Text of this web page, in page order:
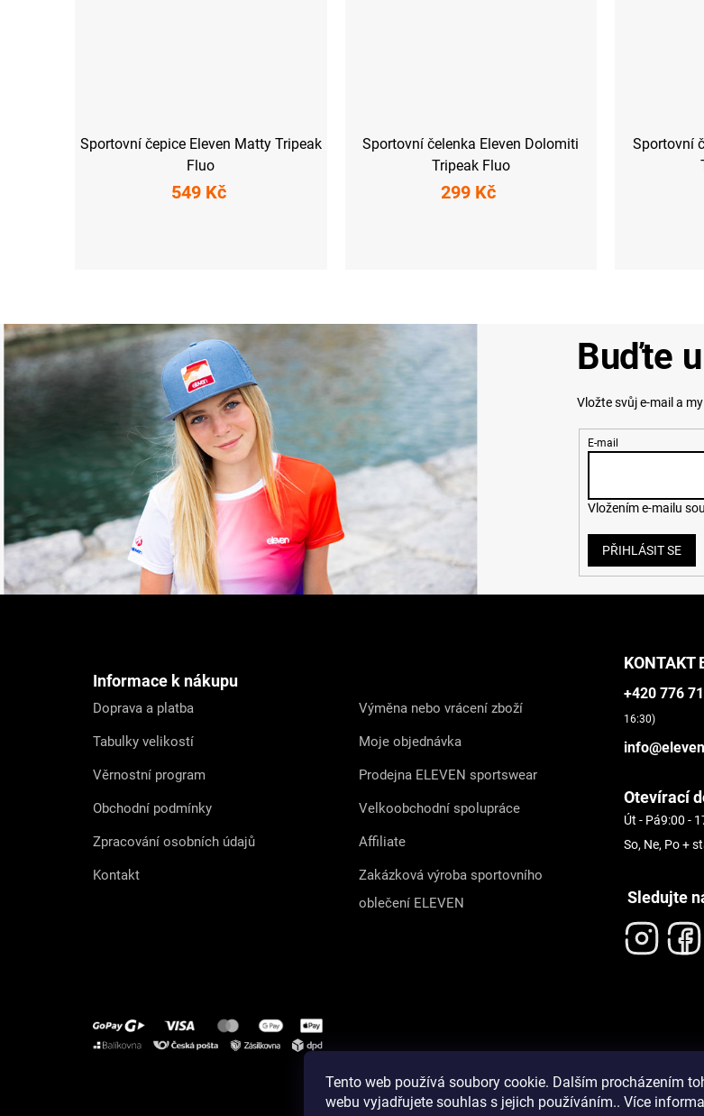
Tento web používá soubory cookie. Dalším procházením
webu vyjadřujete souhlas s jejich používáním.. Více
Sportovní čepice Eleven Matty Tripeak
Fluo
549 Kč
Sportovní čelenka Eleven Dolomiti
Tripeak Fluo
299 Kč
Sportovní
Buďte
Vložte svůj e-mail a
E-mail
Vložením e-mailu
PŘIHLÁSIT SE
Informace k nákupu
Doprava a platba
Tabulky velikostí
Věrnostní program
Obchodní podmínky
Zpracování osobních údajů
Kontakt
Výměna nebo vrácení zboží
Moje objednávka
Prodejna ELEVEN sportswear
Velkoobchodní spolupráce
Affiliate
Zakázková výroba sportovního
oblečení ELEVEN
KONTAKT
+420 776
16:30)
Otevírací
Út - Pá9:00 -
So, Ne, Po +
Sledujte